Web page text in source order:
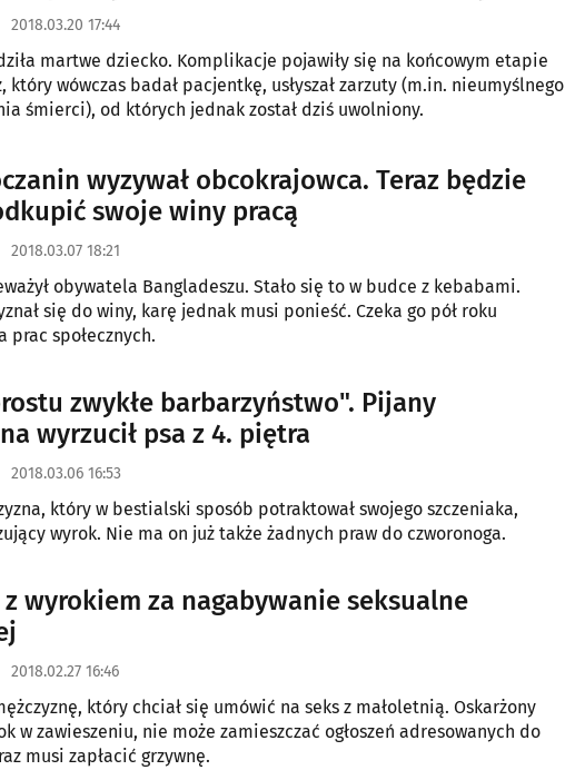
2018.03.20 17:44
martwe dziecko. Komplikacje pojawiły się na końcowym etapie
który wówczas badał pacjentkę, usłyszał zarzuty (m.in. nieumyślnego
śmierci), od których jednak został dziś uwolniony.
wyzywał obcokrajowca. Teraz będzie
swoje winy pracą
2018.03.07 18:21
obywatela Bangladeszu. Stało się to w budce z kebabami.
się do winy, karę jednak musi ponieść. Czeka go pół roku
prac społecznych.
zwykłe barbarzyństwo". Pijany
wyrzucił psa z 4. piętra
2018.03.06 16:53
który w bestialski sposób potraktował swojego szczeniaka,
wyrok. Nie ma on już także żadnych praw do czworonoga.
wyrokiem za nagabywanie seksualne
2018.02.27 16:46
który chciał się umówić na seks z małoletnią. Oskarżony
w zawieszeniu, nie może zamieszczać ogłoszeń adresowanych do
musi zapłacić grzywnę.